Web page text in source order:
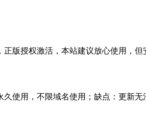
正版授权激活，本站建议放心使用，
使用，不限域名使用；缺点：更新无